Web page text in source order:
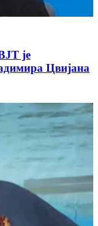
је
Цвијана